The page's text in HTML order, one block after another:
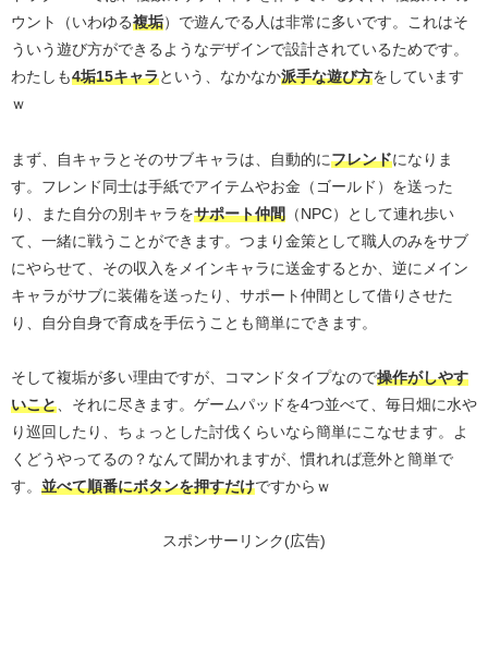
ウント（いわゆる複垢）で遊んでる人は非常に多いです。これはそ
ういう遊び方ができるようなデザインで設計されているためです。
わたしも4垢15キャラという、なかなか派手な遊び方をしています
ｗ
まず、自キャラとそのサブキャラは、自動的にフレンドになりま
す。フレンド同士は手紙でアイテムやお金（ゴールド）を送った
り、また自分の別キャラをサポート仲間 （NPC）として連れ歩い
て、一緒に戦うことができます。つまり金策として職人のみをサブ
にやらせて、その収入をメインキャラに送金するとか、逆にメイン
キャラがサブに装備を送ったり、サポート仲間として借りさせた
り、自分自身で育成を手伝うことも簡単にできます。
そして複垢が多い理由ですが、コマンドタイプなので操作がしやす
いこと 、それに尽きます。ゲームパッドを4つ並べて、毎日畑に水や
り巡回したり、ちょっとした討伐くらいなら簡単にこなせます。よ
くどうやってるの？なんて聞かれますが、慣れれば意外と簡単で
す。 並べて順番にボタンを押すだけですからｗ
スポンサーリンク(広告)